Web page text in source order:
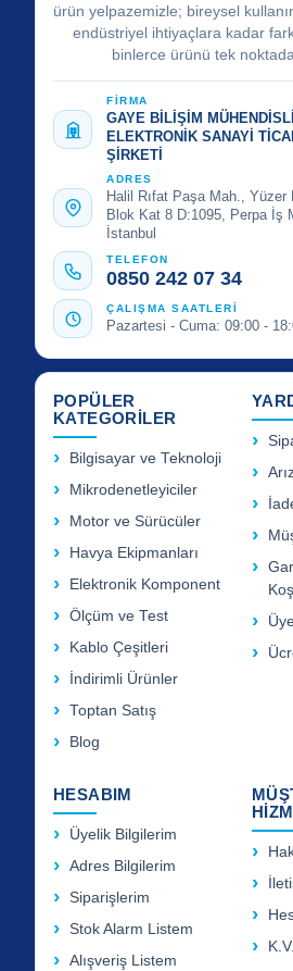
ürün yelpazemizle; bireysel
endüstriyel ihtiyaçlara kadar
binlerce ürünü tek
FİRMA
GAYE BİLİŞİM
ELEKTRONİK SANAYİ
ŞİRKETİ
ADRES
Halil Rıfat Paşa Mah.,
Blok Kat 8 D:1095, Perpa İş
İstanbul
TELEFON
0850 242 07 34
ÇALIŞMA SAATLERİ
Pazartesi - Cuma: 09:00 -
POPÜLER
KATEGORİLER
Bilgisayar ve Teknoloji
Mikrodenetleyiciler
Motor ve Sürücüler
Havya Ekipmanları
Elektronik Komponent
Ölçüm ve Test
Kablo Çeşitleri
İndirimli Ürünler
Toptan Satış
Blog
HESABIM
Üyelik Bilgilerim
Adres Bilgilerim
Siparişlerim
Stok Alarm Listem
Alışveriş Listem